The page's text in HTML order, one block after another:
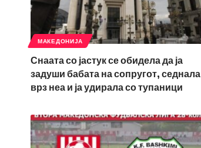
МАКЕДОНИЈА
Снаата со јастук се обидела да ја
задуши бабата на сопругот, седнала
врз неа и ја удирала со тупаници